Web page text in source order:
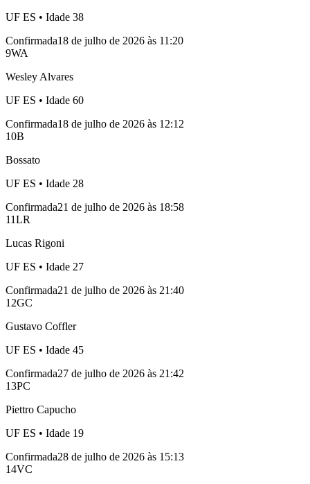
UF ES • Idade 38
Confirmada18 de julho de 2026 às 11:20
9WA
Wesley Alvares
UF ES • Idade 60
Confirmada18 de julho de 2026 às 12:12
10B
Bossato
UF ES • Idade 28
Confirmada21 de julho de 2026 às 18:58
11LR
Lucas Rigoni
UF ES • Idade 27
Confirmada21 de julho de 2026 às 21:40
12GC
Gustavo Coffler
UF ES • Idade 45
Confirmada27 de julho de 2026 às 21:42
13PC
Piettro Capucho
UF ES • Idade 19
Confirmada28 de julho de 2026 às 15:13
14VC